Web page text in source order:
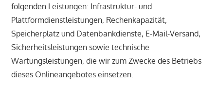
folgenden Leistungen: Infrastruktur- und
Plattformdienstleistungen, Rechenkapazität,
Speicherplatz und Datenbankdienste, E-Mail-Versand,
Sicherheitsleistungen sowie technische
Wartungsleistungen, die wir zum Zwecke des Betriebs
dieses Onlineangebotes einsetzen.